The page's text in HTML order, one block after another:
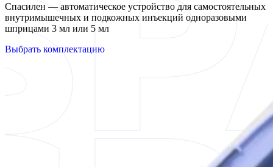
Спасилен — автоматическое устройство для самостоятельных
внутримышечных и подкожных инъекций одноразовыми
шприцами 3 мл или 5 мл
Выбрать комплектацию